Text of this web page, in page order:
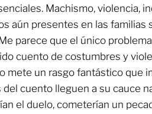
Machismo, violencia,
aún presentes en las familias
parece que el único
cuento de costumbres y
mete un rasgo fantástico que
del cuento lleguen a su cauce
el duelo, cometerían un